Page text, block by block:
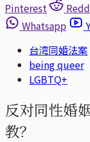
Pinterest
Whatsapp
台湾同婚法案
being queer
LGBTQ+
反对同性婚
教？